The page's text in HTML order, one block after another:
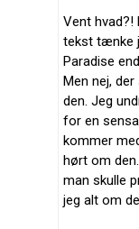
Vent hvad?!
tekst tænke
Paradise
Men nej,
den. Jeg
for en
kommer
hørt om
man skulle
jeg alt om